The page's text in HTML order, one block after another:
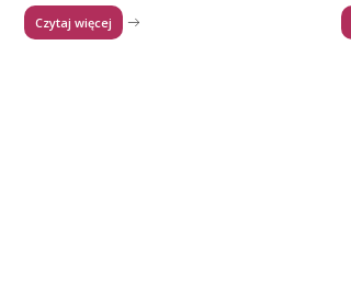
Czytaj więcej